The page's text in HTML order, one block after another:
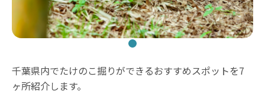
千葉県内でたけのこ掘りができるおすすめスポットを7
ヶ所紹介します。